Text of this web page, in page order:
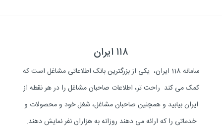
۱۱۸ ایران
سامانه 118 ایران، یکی از بزرگترین بانک اطلاعاتی مشاغل است که
کمک می کند راحت تر، اطلاعات صاحبان مشاغل را در هر نقطه از
ایران بیابید و همچنین صاحبان مشاغل، شغل خود و محصولات و
خدماتی را که ارائه می دهند روزانه به هزاران نفر نمایش دهند.